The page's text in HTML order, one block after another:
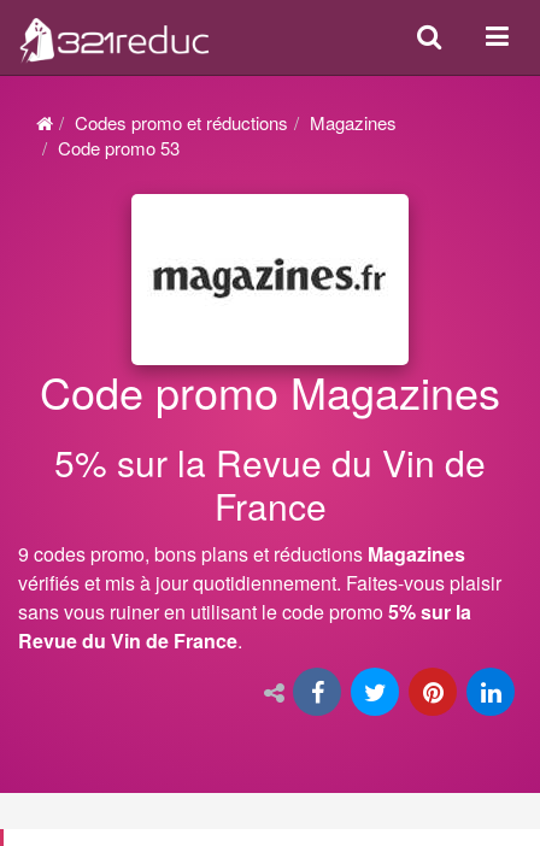
ou
Search
Codes promo et réductions
Magazines
Code promo 53
Code promo Magazines
5% sur la Revue du Vin de
France
9 codes promo, bons plans et réductions Magazines
vérifiés et mis à jour quotidiennement. Faites-vous plaisir
sans vous ruiner en utilisant le code promo5% sur la
Revue du Vin de France.